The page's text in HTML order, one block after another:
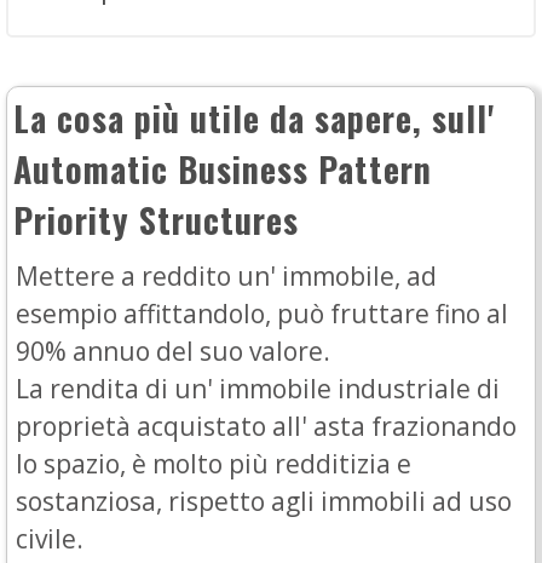
La cosa più utile da sapere, sull'
Automatic Business Pattern
Priority Structures
Mettere a reddito un' immobile, ad
esempio affittandolo, può fruttare fino al
90% annuo del suo valore.
La rendita di un' immobile industriale di
proprietà acquistato all' asta frazionando
lo spazio, è molto più redditizia e
sostanziosa, rispetto agli immobili ad uso
civile.